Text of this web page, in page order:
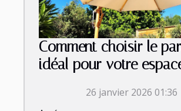
Comment choisir le
idéal pour votre
26 janvier 2026 01:36